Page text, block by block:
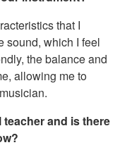
that I
sound, which I feel
the balance and
allowing me to
and is there